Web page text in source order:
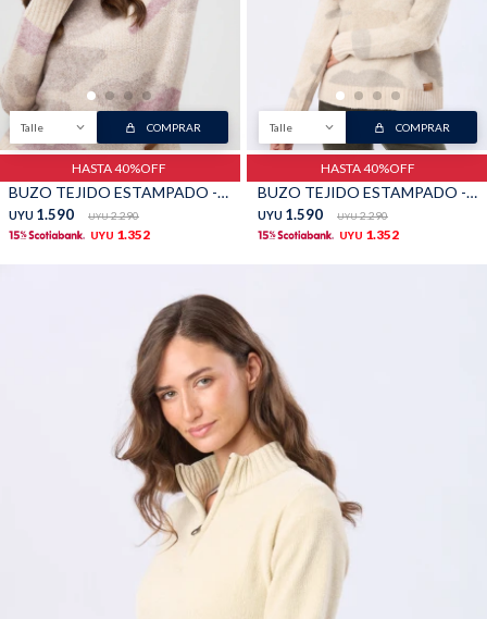
Talle COMPRAR
HASTA 40%OFF
BUZO TEJIDO ESTAMPADO - Rosa
UYU 1.590 UYU 2.290
UYU 1.352
Talle COMPRAR
HASTA 40%OFF
BUZO TEJIDO ESTAMPADO - Verde
UYU 1.590 UYU 2.290
UYU 1.352